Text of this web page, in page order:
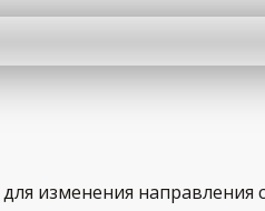
изменения